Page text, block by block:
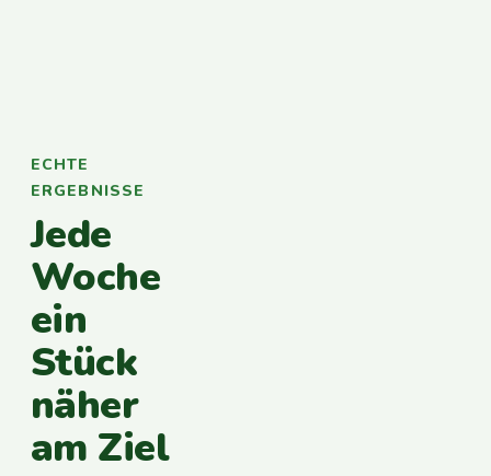
ECHTE
ERGEBNISSE
Jede
Woche
ein
Stück
näher
am Ziel